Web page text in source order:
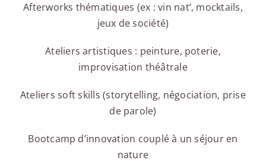
Afterworks thématiques (ex : vin nat’, mocktails,
jeux de société)
Ateliers artistiques : peinture, poterie,
improvisation théâtrale
Ateliers soft skills (storytelling, négociation, prise
de parole)
Bootcamp d’innovation couplé à un séjour en
nature